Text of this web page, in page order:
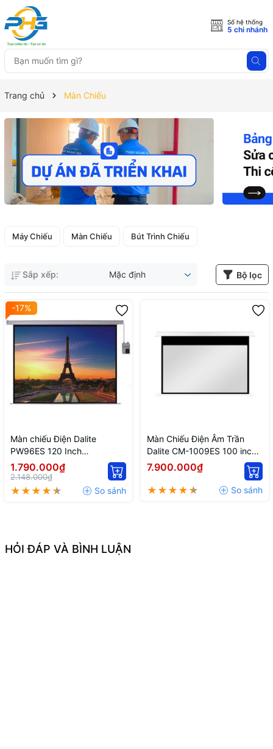
Số hệ thống
5 chi nhánh
Trang chủ Màn Chiếu
Máy Chiếu Màn Chiếu Bút Trình Chiếu
Sắp xếp: Mặc định Bộ lọc
-17%
Màn chiếu Điện Dalite
PW96ES 120 Inch
(2m44x1m83/ 96 inch x 72
inch / tỷ lệ 4:3/ Matte white)
1.790.000₫
2.148.000₫
Màn Chiếu Điện Âm Trần
Dalite CM-1009ES 100 inch
2m21 x 1m25
7.900.000₫
HỎI ĐÁP VÀ BÌNH LUẬN